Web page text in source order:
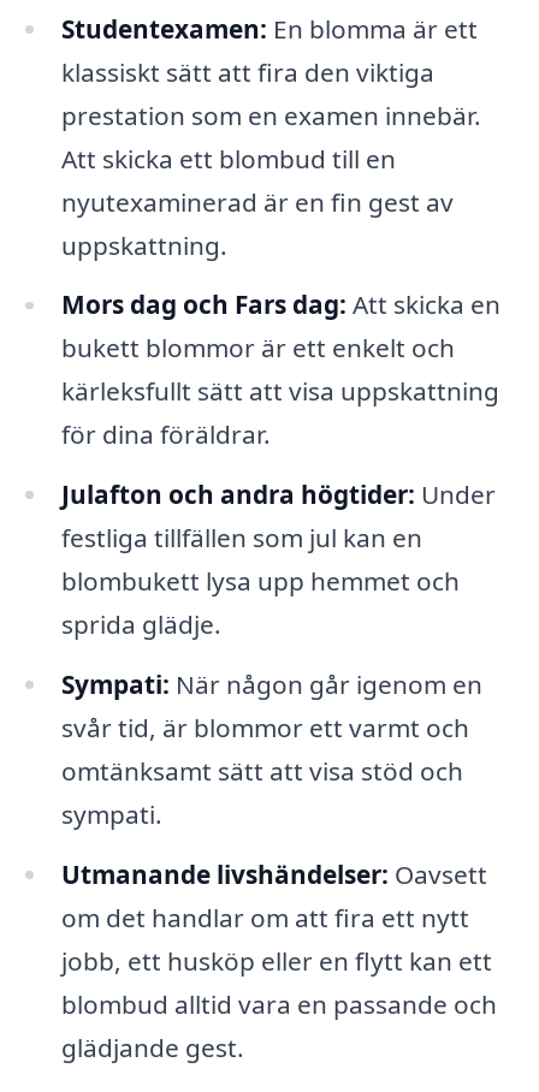
Studentexamen: En blomma är ett
klassiskt sätt att fira den viktiga
prestation som en examen innebär.
Att skicka ett blombud till en
nyutexaminerad är en fin gest av
uppskattning.
Mors dag och Fars dag: Att skicka en
bukett blommor är ett enkelt och
kärleksfullt sätt att visa uppskattning
för dina föräldrar.
Julafton och andra högtider: Under
festliga tillfällen som jul kan en
blombukett lysa upp hemmet och
sprida glädje.
Sympati: När någon går igenom en
svår tid, är blommor ett varmt och
omtänksamt sätt att visa stöd och
sympati.
Utmanande livshändelser: Oavsett
om det handlar om att fira ett nytt
jobb, ett husköp eller en flytt kan ett
blombud alltid vara en passande och
glädjande gest.